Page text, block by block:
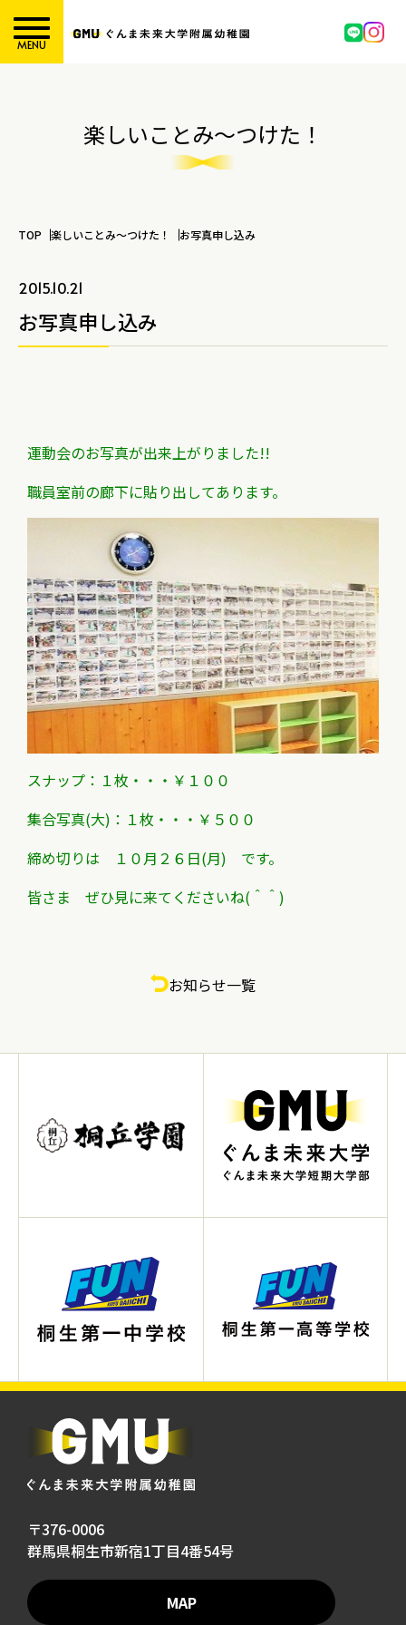
MENU
楽しいことみ～つけた！
TOP 楽しいことみ～つけた！ お写真申し込み
2015.10.21
お写真申し込み
運動会のお写真が出来上がりました!!
職員室前の廊下に貼り出してあります。
スナップ：１枚・・・￥１００
集合写真(大)：１枚・・・￥５００
締め切りは １０月２６日(月) です。
皆さま ぜひ見に来てくださいね(＾＾)
お知らせ一覧
〒376-0006
群馬県桐生市新宿1丁目4番54号
MAP